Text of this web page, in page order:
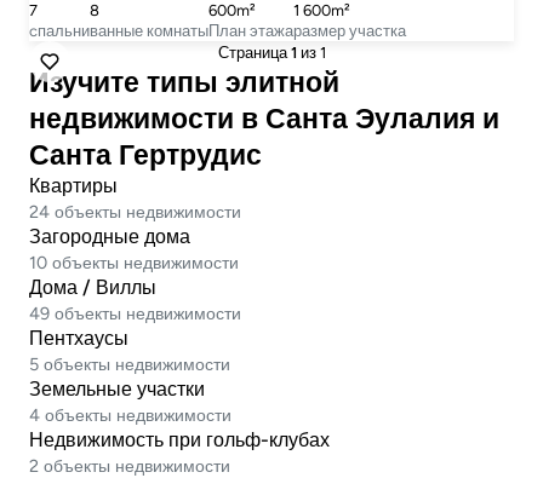
cпальни
7
ванные комнаты
8
План этажа
600m²
размер участка
1 600m²
Страница1 из 1
Изучите типы элитной
недвижимости в Санта Эулалия и
Санта Гертрудис
Квартиры
24 объекты недвижимости
Загородные дома
10 объекты недвижимости
Дома / Виллы
49 объекты недвижимости
Пентхаусы
5 объекты недвижимости
Земельные участки
4 объекты недвижимости
Недвижимость при гольф-клубах
2 объекты недвижимости